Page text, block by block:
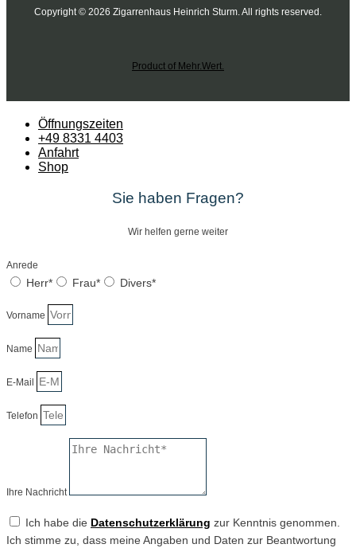
Copyright © 2026 Zigarrenhaus Heinrich Sturm. All rights reserved.
Product of Mehr.Wert.
Öffnungszeiten
+49 8331 4403
Anfahrt
Shop
Sie haben Fragen?
Wir helfen gerne weiter
Anrede
Herr* Frau* Divers*
Vorname
Name
E-Mail
Telefon
Ihre Nachricht
Ich habe die Datenschutzerklärung zur Kenntnis genommen.
Ich stimme zu, dass meine Angaben und Daten zur Beantwortung